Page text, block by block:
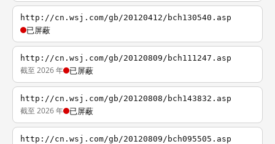
http://cn.wsj.com/gb/20120412/bch130540.asp
已屏蔽
http://cn.wsj.com/gb/20120809/bch111247.asp
截至 2026 年 已屏蔽
http://cn.wsj.com/gb/20120808/bch143832.asp
截至 2026 年 已屏蔽
http://cn.wsj.com/gb/20120809/bch095505.asp